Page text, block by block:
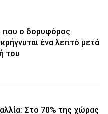
που ο δορυφόρος
ένα λεπτό μετά
του
Στο 70% της χώρας